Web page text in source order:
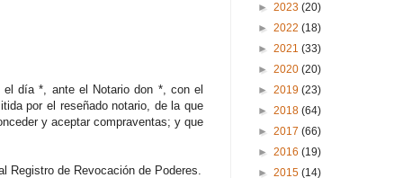
el día *, ante el Notario don *, con el
por el reseñado notario, de la que
y aceptar compraventas; y que
Registro de Revocación de Poderes.
► 2023 (20)
► 2022 (18)
► 2021 (33)
► 2020 (20)
► 2019 (23)
► 2018 (64)
► 2017 (66)
► 2016 (19)
► 2015 (14)